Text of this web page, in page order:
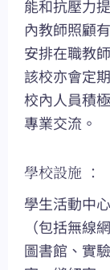
能和抗壓力
內教師照顧
安排在職教
該校亦會定
校內人員積
專業交流。
學校設施 ：
學生活動中
（包括無線
圖書館、實